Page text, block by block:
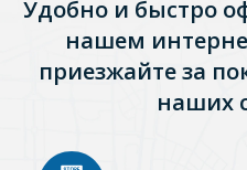
Удобно и быстро
нашем
приезжайте за
наших